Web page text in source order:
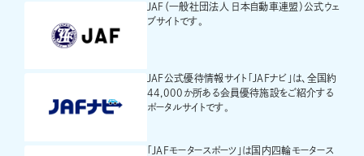
JAF（一般社団法人 日本自動車連盟）公式ウェ
ブサイトです。
JAF公式優待情報サイト「JAFナビ」は、全国約
44,000か所ある会員優待施設をご紹介する
ポータルサイトです。
「JAFモータースポーツ」は国内四輪モータース